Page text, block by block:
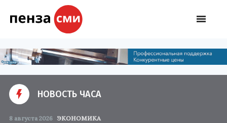
НОВОСТЬ ЧАСА
8 августа 2026 ЭКОНОМИКА